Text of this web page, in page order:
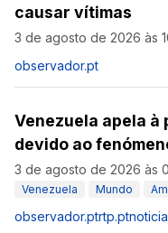
causar vítimas
3 de agosto de 2026 às
observador.pt
Venezuela apela à
devido ao
3 de agosto de 2026 às
Venezuela Mundo
observador.ptrtp.pt